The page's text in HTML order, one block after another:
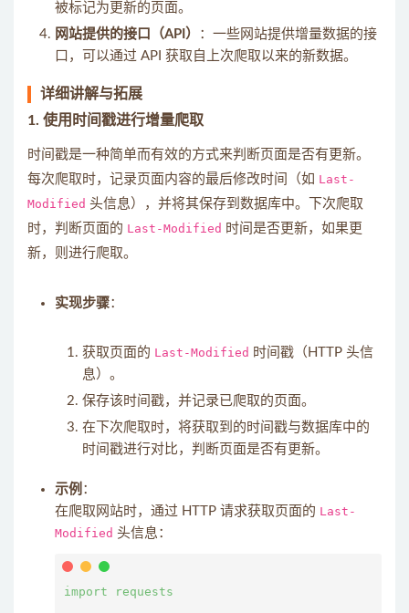
被标记为更新的页面。
网站提供的接口（API）
：一些网站提供增量数据的接
口，可以通过 API 获取自上次爬取以来的新数据。
详细讲解与拓展
1. 使用时间戳进行增量爬取
时间戳是一种简单而有效的方式来判断页面是否有更新。
每次爬取时，记录页面内容的最后修改时间（如 Last-
Modified 头信息），并将其保存到数据库中。下次爬取
时，判断页面的 Last-Modified 时间是否更新，如果更
新，则进行爬取。
实现步骤：
获取页面的 Last-Modified 时间戳（HTTP 头信
息）。
保存该时间戳，并记录已爬取的页面。
在下次爬取时，将获取到的时间戳与数据库中的
时间戳进行对比，判断页面是否有更新。
示例 ：
在爬取网站时，通过 HTTP 请求获取页面的 Last-
Modified 头信息：
import requests